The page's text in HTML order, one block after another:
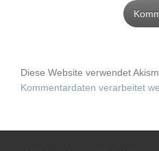
Diese Website verwendet
Kommentardaten verarbeitet